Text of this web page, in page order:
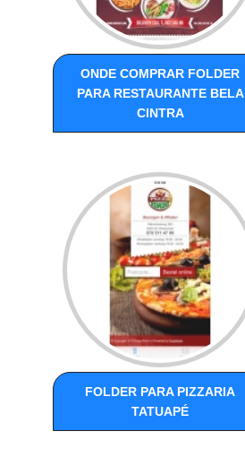
ONDE COMPRAR FOLDER
PARA RESTAURANTE BELA
CINTRA
FOLDER PARA PIZZARIA
TATUAPÉ